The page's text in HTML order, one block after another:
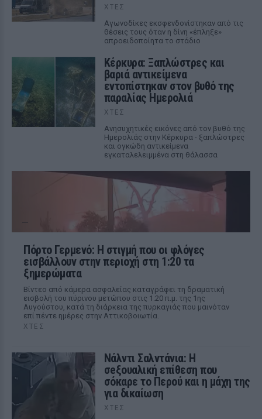
ΧΤΕΣ
Αγωνοδίκες εκσφενδονίστηκαν από τις
θέσεις τους όταν η δίνη «έπληξε»
απροειδοποίητα το στάδιο
Κέρκυρα: Ξαπλώστρες και
βαριά αντικείμενα
εντοπίστηκαν στον βυθό της
παραλίας Ημερολιά
ΧΤΕΣ
Ανησυχητικές εικόνες από τον βυθό της
Ημερολιάς στην Κέρκυρα - ξαπλώστρες
και ογκώδη αντικείμενα
εγκαταλελειμμένα στη θάλασσα
Πόρτο Γερμενό: Η στιγμή που οι φλόγες
εισβάλλουν στην περιοχή στη 1:20 τα
ξημερώματα
Βίντεο από κάμερα ασφαλείας καταγράφει τη δραματική
εισβολή του πύρινου μετώπου στις 1:20 π.μ. της 1ης
Αυγούστου, κατά τη διάρκεια της πυρκαγιάς που μαινόταν
επί πέντε ημέρες στην Αττικοβοιωτία.
ΧΤΕΣ
Νάλντι Σαλντάνια: Η
σeξουαλική επίθεση που
σόκαρε το Περού και η μάχη της
για δικαίωση
ΧΤΕΣ